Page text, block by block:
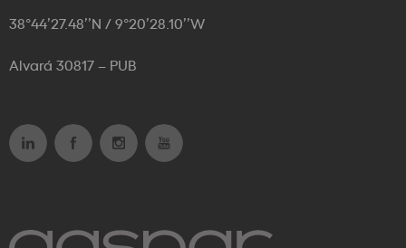
38°44’27.48’’N / 9°20’28.10’’W
Alvará 30817 – PUB